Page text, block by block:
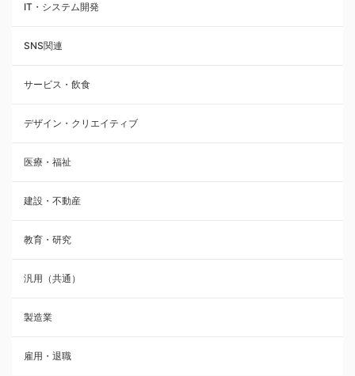
IT・システム開発
SNS関連
サービス・飲食
デザイン・クリエイティブ
医療・福祉
建設・不動産
教育・研究
汎用（共通）
製造業
雇用・退職